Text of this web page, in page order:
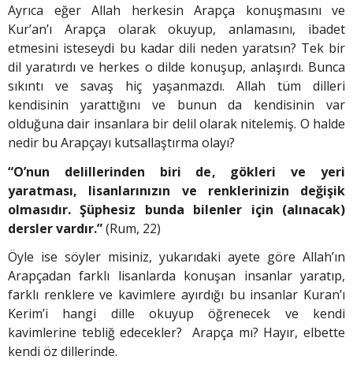
Ayrıca eğer Allah herkesin Arapça konuşmasını ve
Kur’an’ı Arapça olarak okuyup, anlamasını, ibadet
etmesini isteseydi bu kadar dili neden yaratsın? Tek bir
dil yaratırdı ve herkes o dilde konuşup, anlaşırdı. Bunca
sıkıntı ve savaş hiç yaşanmazdı. Allah tüm dilleri
kendisinin yarattığını ve bunun da kendisinin var
olduğuna dair insanlara bir delil olarak nitelemiş. O halde
nedir bu Arapçayı kutsallaştırma olayı?
“O’nun delillerinden biri de, gökleri ve yeri
yaratması, lisanlarınızın ve renklerinizin değişik
olmasıdır. Şüphesiz bunda bilenler için (alınacak)
dersler vardır.”(Rum, 22)
Öyle ise söyler misiniz, yukarıdaki ayete göre Allah’ın
Arapçadan farklı lisanlarda konuşan insanlar yaratıp,
farklı renklere ve kavimlere ayırdığı bu insanlar Kuran’ı
Kerim’i hangi dille okuyup öğrenecek ve kendi
kavimlerine tebliğ edecekler? Arapça mı? Hayır, elbette
kendi öz dillerinde.